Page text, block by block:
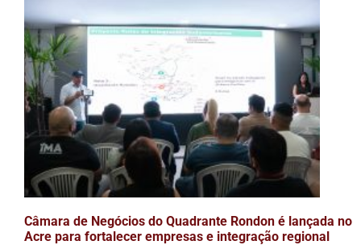
Câmara de Negócios do Quadrante Rondon é lançada no
Acre para fortalecer empresas e integração regional